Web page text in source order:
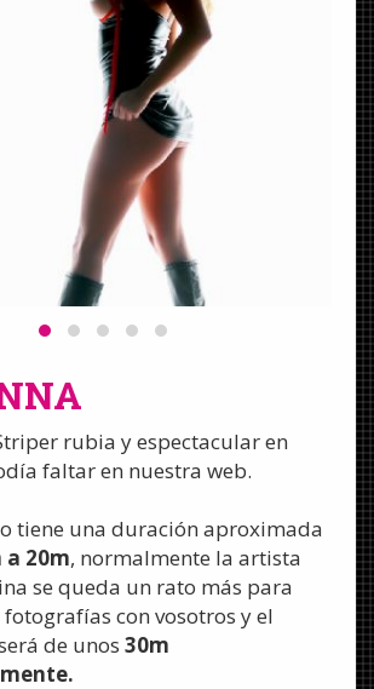
rubia y espectacular en
faltar en nuestra web.
tiene una duración aproximada
a 20m, normalmente la artista
se queda un rato más para
fotografías con vosotros y el
de unos 30m